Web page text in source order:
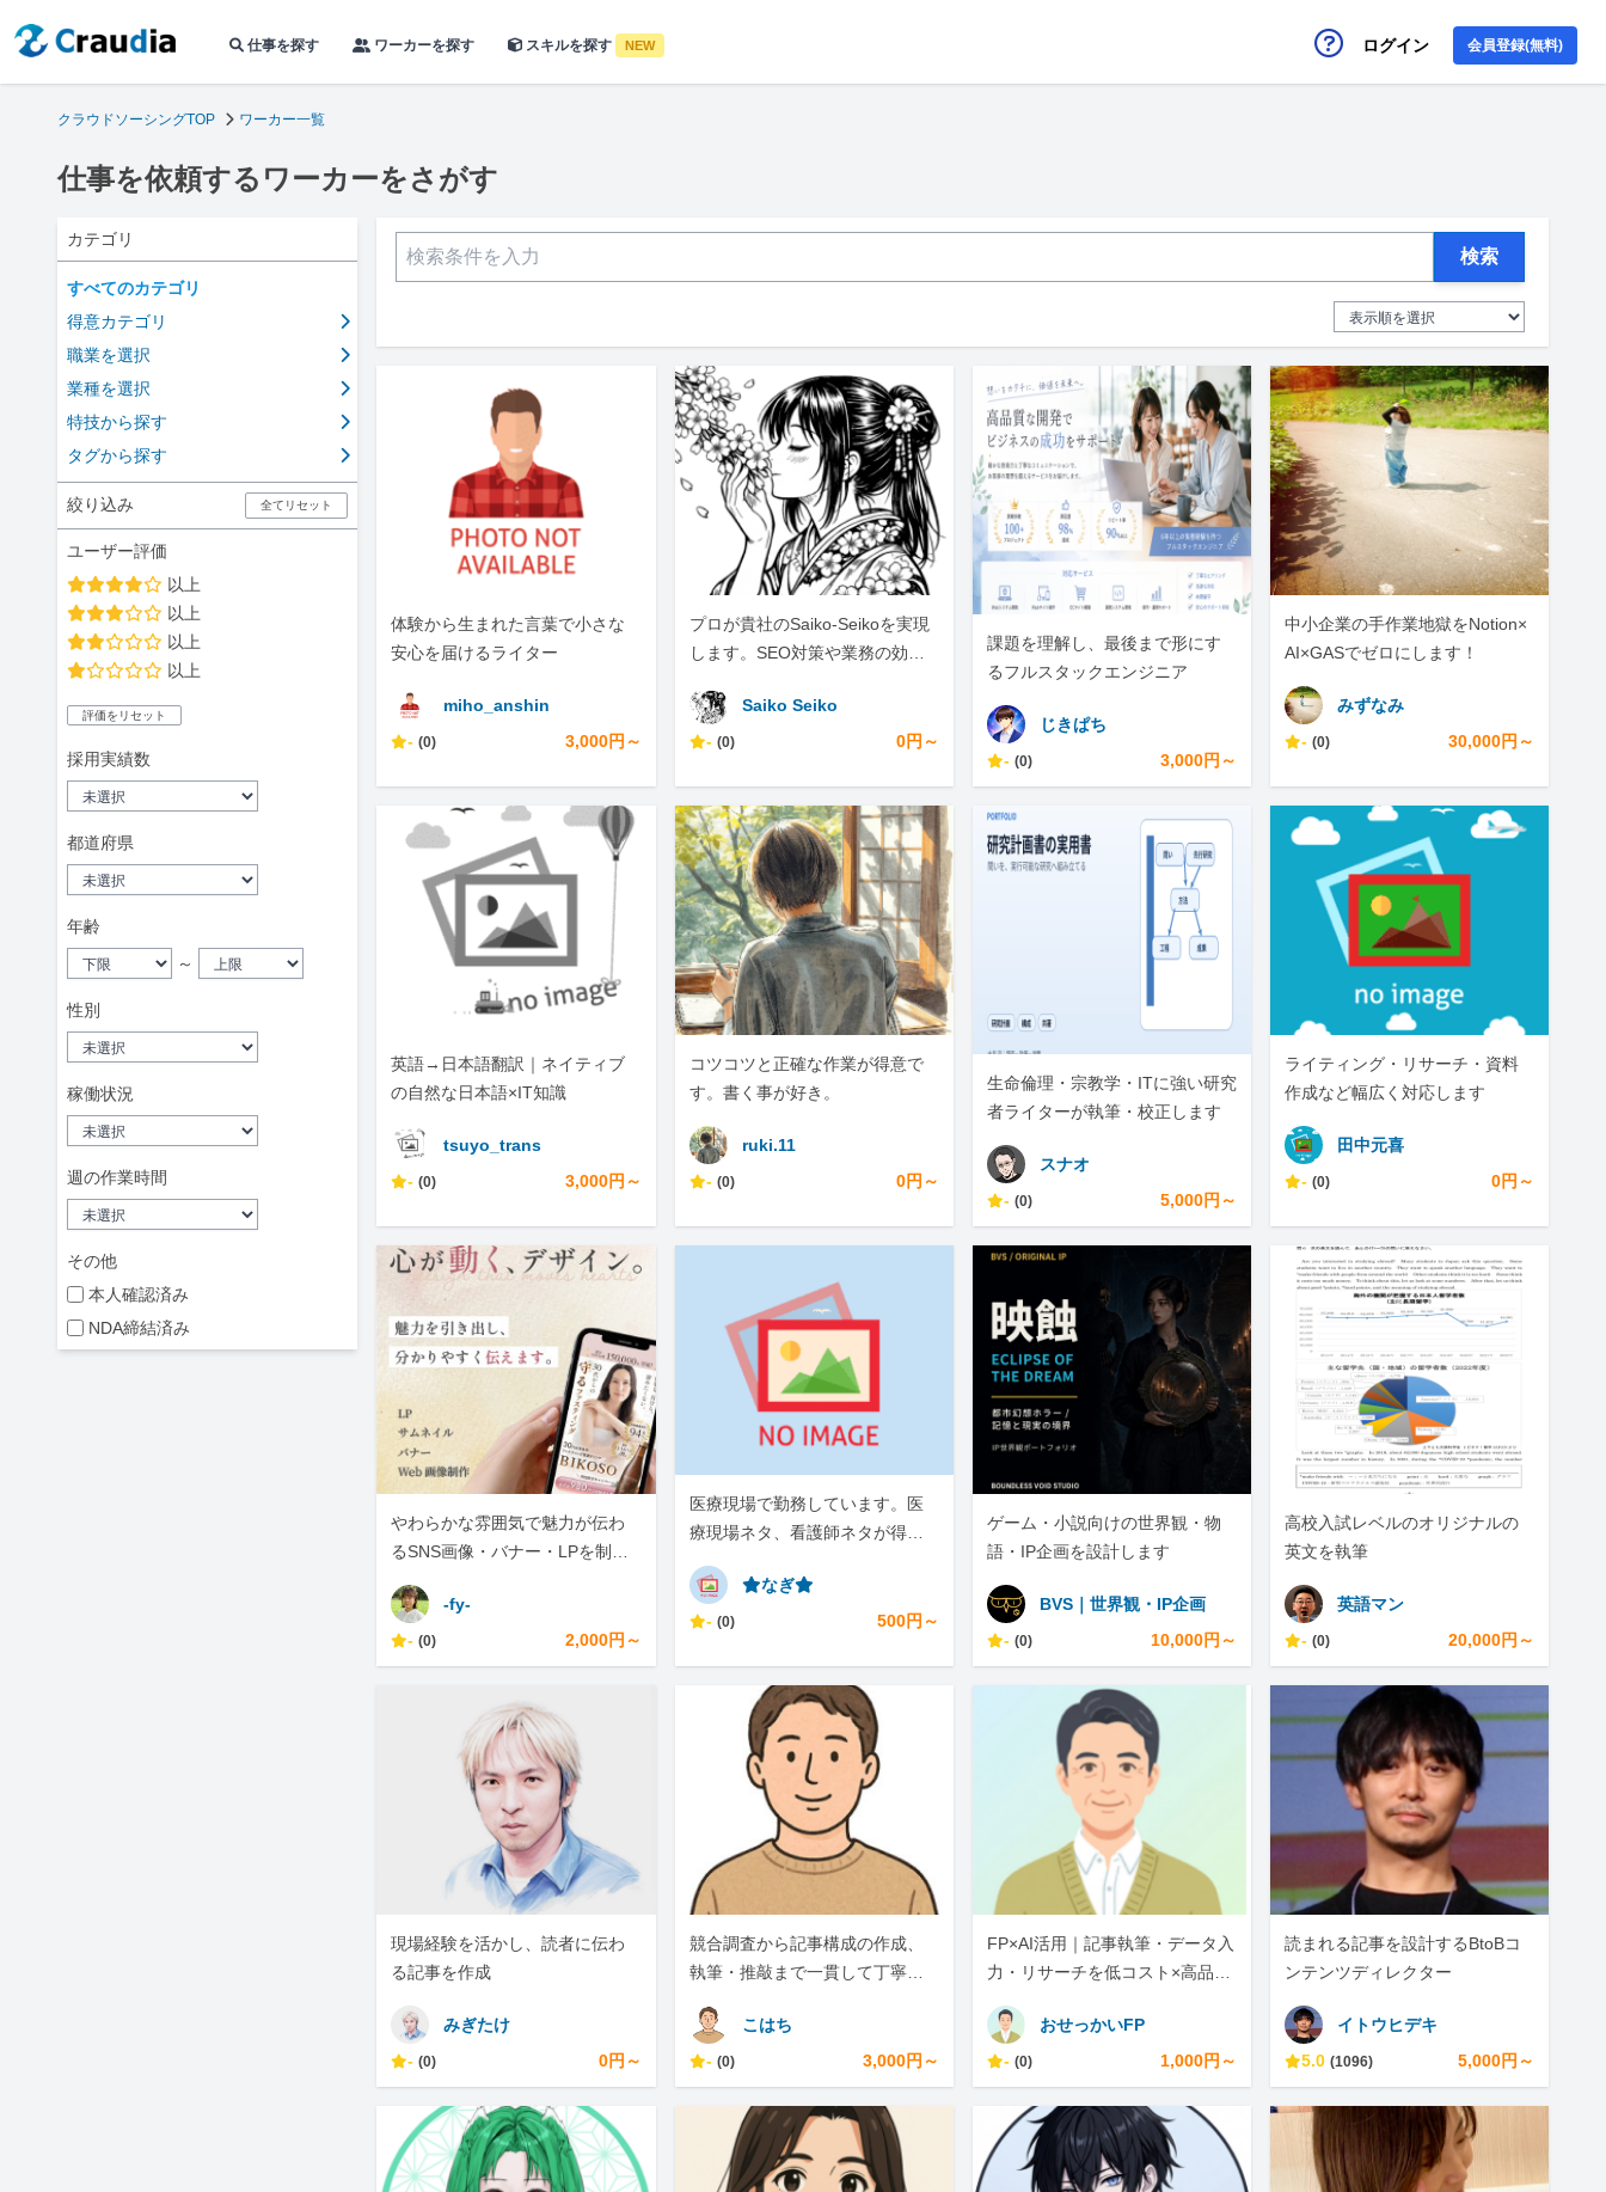
仕事を探す ワーカーを探す スキルを探す NEW ログイン 会員登録(無料)
クラウドソーシングTOP ワーカー一覧
仕事を依頼するワーカーをさがす
カテゴリ
すべてのカテゴリ
得意カテゴリ
職業を選択
業種を選択
特技から探す
タグから探す
絞り込み 全てリセット
ユーザー評価
以上
以上
以上
以上
評価をリセット
採用実績数
都道府県
年齢
～
性別
稼働状況
週の作業時間
その他
本人確認済み
NDA締結済み
検索
体験から生まれた言葉で小さな
安心を届けるライター
miho_anshin
- (0) 3,000円～
プロが貴社のSaiko-Seikoを実現
します。SEO対策や業務の効率
い。
Saiko Seiko
- (0) 0円～
課題を理解し、最後まで形にす
るフルスタックエンジニア
じきぱち
- (0) 3,000円～
中小企業の手作業地獄をNotion×
AI×GASでゼロにします！
みずなみ
- (0) 30,000円～
英語→日本語翻訳｜ネイティブ
の自然な日本語×IT知識
tsuyo_trans
- (0) 3,000円～
コツコツと正確な作業が得意で
す。書く事が好き。
ruki.11
- (0) 0円～
生命倫理・宗教学・ITに強い研究
者ライターが執筆・校正します
スナオ
- (0) 5,000円～
ライティング・リサーチ・資料
作成など幅広く対応します
田中元喜
- (0) 0円～
やわらかな雰囲気で魅力が伝わ
るSNS画像・バナー・LPを制作
-fy-
- (0) 2,000円～
医療現場で勤務しています。医
療現場ネタ、看護師ネタが得意
⭐︎なぎ⭐︎
- (0) 500円～
ゲーム・小説向けの世界観・物
語・IP企画を設計します
BVS｜世界観・IP企画
- (0) 10,000円～
高校入試レベルのオリジナルの
英文を執筆
英語マン
- (0) 20,000円～
現場経験を活かし、読者に伝わ
る記事を作成
みぎたけ
- (0) 0円～
競合調査から記事構成の作成、
執筆・推敲まで一貫して丁寧に
こはち
- (0) 3,000円～
FP×AI活用｜記事執筆・データ入
力・リサーチを低コスト×高品質
おせっかいFP
- (0) 1,000円～
読まれる記事を設計するBtoBコ
ンテンツディレクター
イトウヒデキ
5.0 (1096) 5,000円～